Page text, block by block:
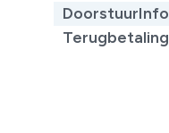
DoorstuurInfo
Terugbetaling